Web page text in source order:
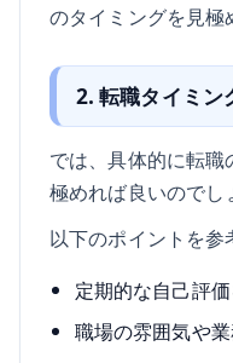
のタイミングを見極
2. 転職タイミン
では、具体的に転
極めれば良いのでし
以下のポイントを参
定期的な自己評価
職場の雰囲気や